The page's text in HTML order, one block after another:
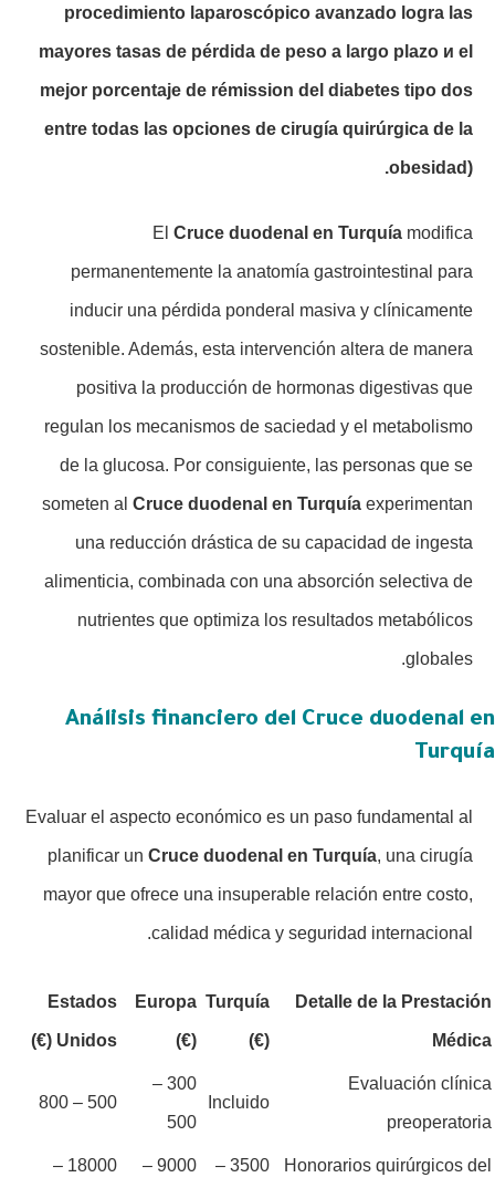
procedimiento laparoscópico avanzado logra las
mayores tasas de pérdida de peso a largo plazo и el
mejor porcentaje de rémission del diabetes tipo dos
entre todas las opciones de cirugía quirúrgica de la
obesidad).
El Cruce duodenal en Turquía modifica
permanentemente la anatomía gastrointestinal para
inducir una pérdida ponderal masiva y clínicamente
sostenible. Además, esta intervención altera de manera
positiva la producción de hormonas digestivas que
regulan los mecanismos de saciedad y el metabolismo
de la glucosa. Por consiguiente, las personas que se
someten al Cruce duodenal en Turquía experimentan
una reducción drástica de su capacidad de ingesta
alimenticia, combinada con una absorción selectiva de
nutrientes que optimiza los resultados metabólicos
globales.
Análisis financiero del Cruce duodenal en
Turquía
Evaluar el aspecto económico es un paso fundamental al
planificar un Cruce duodenal en Turquía, una cirugía
mayor que ofrece una insuperable relación entre costo,
calidad médica y seguridad internacional.
Detalle de la Prestación
Médica
Turquía
(€)
Europa
(€)
Estados
Unidos (€)
Evaluación clínica
preoperatoria
Incluido
300 –
500
500 – 800
Honorarios quirúrgicos del
3500 –
9000 –
18000 –